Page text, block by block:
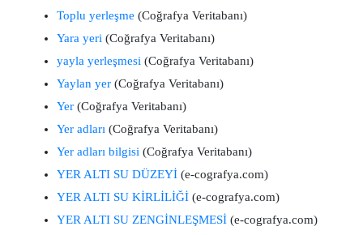
Toplu yerleşme (Coğrafya Veritabanı)
Yara yeri (Coğrafya Veritabanı)
yayla yerleşmesi (Coğrafya Veritabanı)
Yaylan yer (Coğrafya Veritabanı)
Yer (Coğrafya Veritabanı)
Yer adları (Coğrafya Veritabanı)
Yer adları bilgisi (Coğrafya Veritabanı)
YER ALTI SU DÜZEYİ (e-cografya.com)
YER ALTI SU KİRLİLİĞİ (e-cografya.com)
YER ALTI SU ZENGİNLEŞMESİ (e-cografya.com)